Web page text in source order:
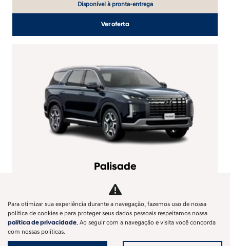
Disponível à pronta-entrega
Ver oferta
Palisade
DE R$ 481.990,00 POR R$ 399.990,00
+ VALORIZAÇÃO DO USADO + TAXA 0%
Lojas: T9 Setor Bueno(62) 3030-4926; Cidade Jardim (62) 3030-
Para otimizar sua experiência durante a navegação, fazemos uso de nossa
política de cookies e para proteger seus dados pessoais respeitamos nossa
política de privacidade. Ao seguir com a navegação e visita você concorda
com nossas políticas.